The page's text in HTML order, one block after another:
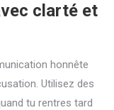
clarté et
honnête
Utilisez des
tu rentres tard